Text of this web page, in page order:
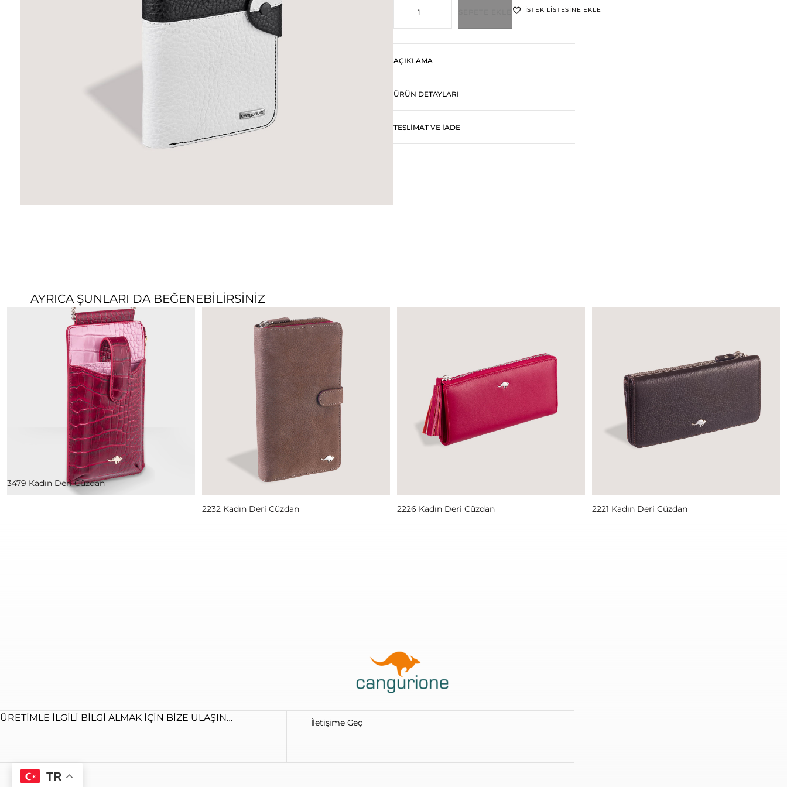
İSTEK LISTESINE EKLE
AÇIKLAMA
ÜRÜN DETAYLARI
TESLIMAT VE İADE
AYRICA ŞUNLARI DA BEĞENEBILIRSINIZ
3479 Kadın Deri Cüzdan Read More
2232 Kadın Deri Cüzdan 2226 Kadın Deri Cüzdan 2221 Kadın Deri Cüzdan
ÜRETIMLE ILGILI BILGI ALMAK IÇIN BIZE ULAŞIN…
TR